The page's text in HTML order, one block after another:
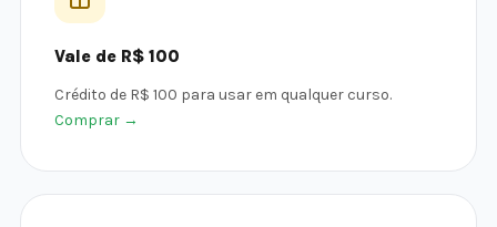
Vale de R$ 100
Crédito de R$ 100 para usar em qualquer curso.
Comprar →